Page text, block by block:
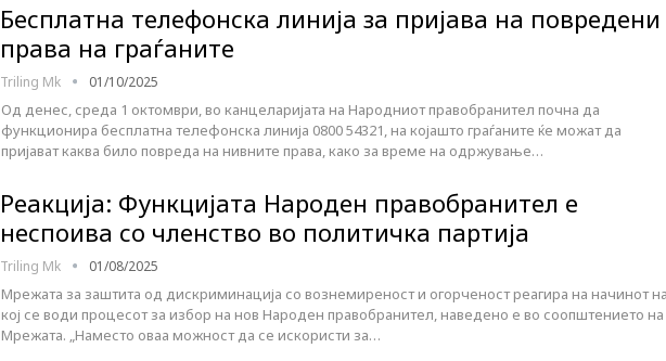
Бесплатна телефонска линија за пријава на повредени
права на граѓаните
Triling Mk 01/10/2025
Од денес, среда 1 октомври, во канцеларијата на Народниот правобранител почна да
функционира бесплатна телефонска линија 0800 54321, на којашто граѓаните ќе можат да
пријават каква било повреда на нивните права, како за време на одржување…
Реакција: Функцијата Народен правобранител е
неспоива со членство во политичка партија
Triling Mk 01/08/2025
Мрежата за заштита од дискриминација со вознемиреност и огорченост реагира на начинот
кој се води процесот за избор на нов Народен правобранител, наведено е во соопштението на
Мрежата. „Наместо оваа можност да се искористи за…